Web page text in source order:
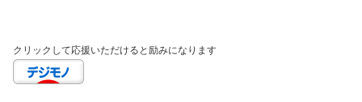
クリックして応援いただけると励みになります